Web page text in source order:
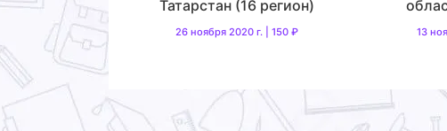
Татарстан (16 регион)
26 ноября 2020 г. | 150 ₽ 13